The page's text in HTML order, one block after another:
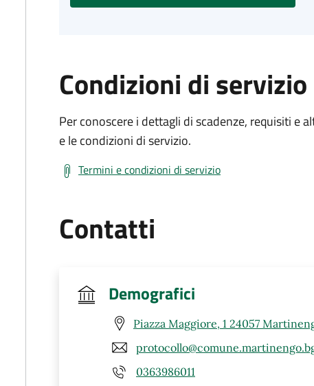
Condizioni di servizio
Per conoscere i dettagli di scadenze, requisiti e
e le condizioni di servizio.
Termini e condizioni di servizio
Contatti
Demografici
Piazza Maggiore, 1 24057
0363986011